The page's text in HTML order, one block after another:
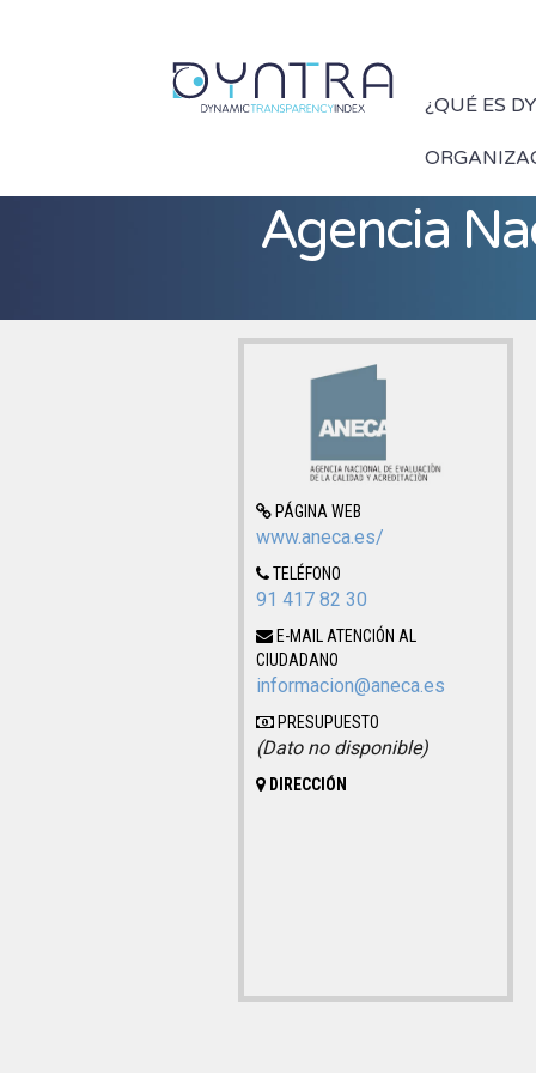
¿QUÉ ES
Agencia
PÁGINA WEB
www.aneca.es/
TELÉFONO
91 417 82 30
E-MAIL ATENCIÓN AL
CIUDADANO
informacion@aneca.es
PRESUPUESTO
(Dato no disponible)
DIRECCIÓN